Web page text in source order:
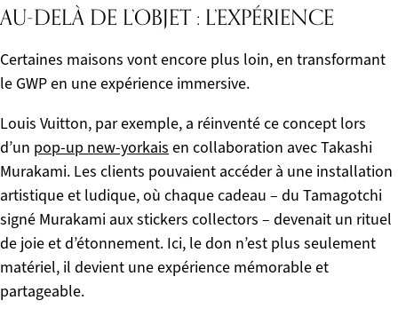
AU-DELÀ DE L’OBJET : L’EXPÉRIENCE
Certaines maisons vont encore plus loin, en transformant
le GWP en une expérience immersive.
Louis Vuitton, par exemple, a réinventé ce concept lors
d’un pop-up new-yorkais en collaboration avec Takashi
Murakami. Les clients pouvaient accéder à une installation
artistique et ludique, où chaque cadeau – du Tamagotchi
signé Murakami aux stickers collectors – devenait un rituel
de joie et d’étonnement. Ici, le don n’est plus seulement
matériel, il devient une expérience mémorable et
partageable.